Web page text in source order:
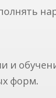
и
форм.